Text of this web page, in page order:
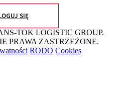
SIĘ
TOK LOGISTIC GROUP.
PRAWA ZASTRZEŻONE.
RODO Cookies